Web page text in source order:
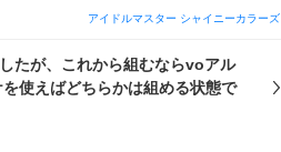
アイドルマスター シャイニーカラーズ
たが、これから組むならvoアル
使えばどちらかは組める状態で